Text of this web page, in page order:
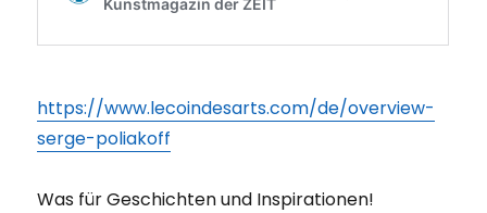
https://www.lecoindesarts.com/de/overview-
serge-poliakoff
Was für Geschichten und Inspirationen!